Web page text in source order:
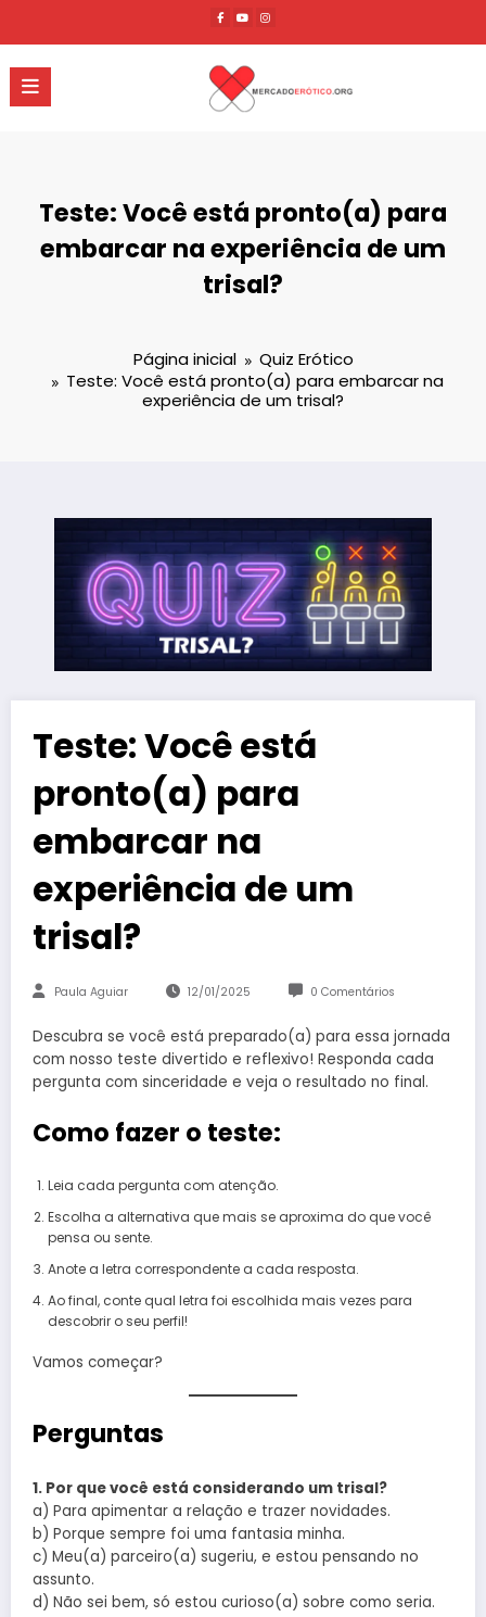
o
conteúdo
Teste: Você está pronto(a) para
embarcar na experiência de um
trisal?
Página inicial
Quiz Erótico
Teste: Você está pronto(a) para embarcar na
experiência de um trisal?
Teste: Você está
pronto(a) para
embarcar na
experiência de um
trisal?
Paula Aguiar 12/01/2025 0 Comentários
Descubra se você está preparado(a) para essa jornada
com nosso teste divertido e reflexivo! Responda cada
pergunta com sinceridade e veja o resultado no final.
Como fazer o teste:
Leia cada pergunta com atenção.
Escolha a alternativa que mais se aproxima do que você
pensa ou sente.
Anote a letra correspondente a cada resposta.
Ao final, conte qual letra foi escolhida mais vezes para
descobrir o seu perfil!
Vamos começar?
Perguntas
1. Por que você está considerando um trisal?
a) Para apimentar a relação e trazer novidades.
b) Porque sempre foi uma fantasia minha.
c) Meu(a) parceiro(a) sugeriu, e estou pensando no
assunto.
d) Não sei bem, só estou curioso(a) sobre como seria.